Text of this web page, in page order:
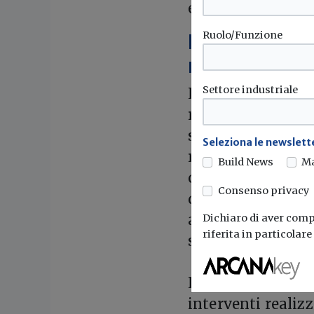
eventuale
La
natura
La Corte
rientra nella
standard minimi
regionale, ha
contraddice, ma
della valutazione
ambito europeo
salvaguardare
Inoltre, non
interventi
Ruolo/Funzione
Settore industriale
Seleziona le
Build News
Consenso privacy
Dichiaro di aver
riferita in particolare